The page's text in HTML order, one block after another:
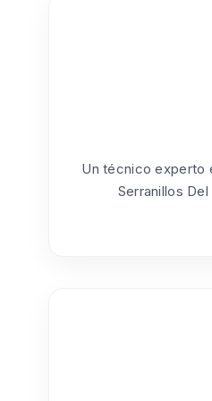
Un técnico experto
Serranillos Del